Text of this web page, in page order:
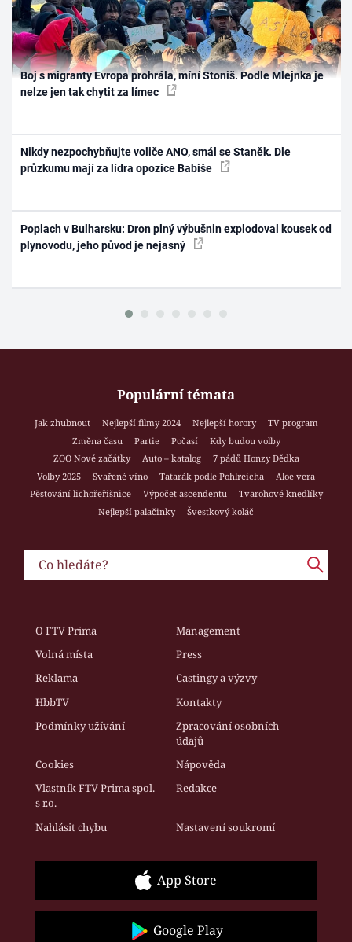
Boj s migranty Evropa prohrála, míní Stoniš. Podle Mlejnka je
nelze jen tak chytit za límec
Nikdy nezpochybňujte voliče ANO, smál se Staněk. Dle
průzkumu mají za lídra opozice Babiše
Poplach v Bulharsku: Dron plný výbušnin explodoval kousek od
plynovodu, jeho původ je nejasný
Populární témata
Jak zhubnout Nejlepší filmy 2024 Nejlepší horory
TV program
Změna času
Partie Počasí
Kdy budou volby
ZOO Nové začátky
Auto – katalog
7 pádů Honzy Dědka
Volby 2025
Svařené víno Tatarák podle Pohlreicha
Aloe vera
Pěstování lichořeřišnice
Výpočet ascendentu
Tvarohové knedlíky
Nejlepší palačinky
Švestkový koláč
O FTV Prima
Management
Volná místa
Press
Reklama
Castingy a výzvy
HbbTV
Kontakty
Podmínky užívání
Zpracování osobních
údajů
Cookies
Nápověda
Vlastník FTV Prima spol.
s r.o.
Redakce
Nahlásit chybu Nastavení soukromí
App Store
Google Play